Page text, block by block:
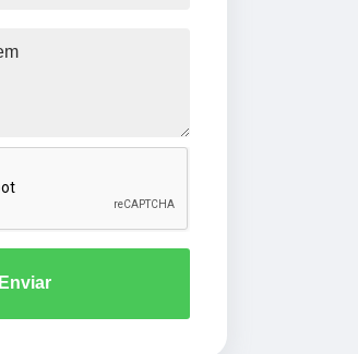
Enviar